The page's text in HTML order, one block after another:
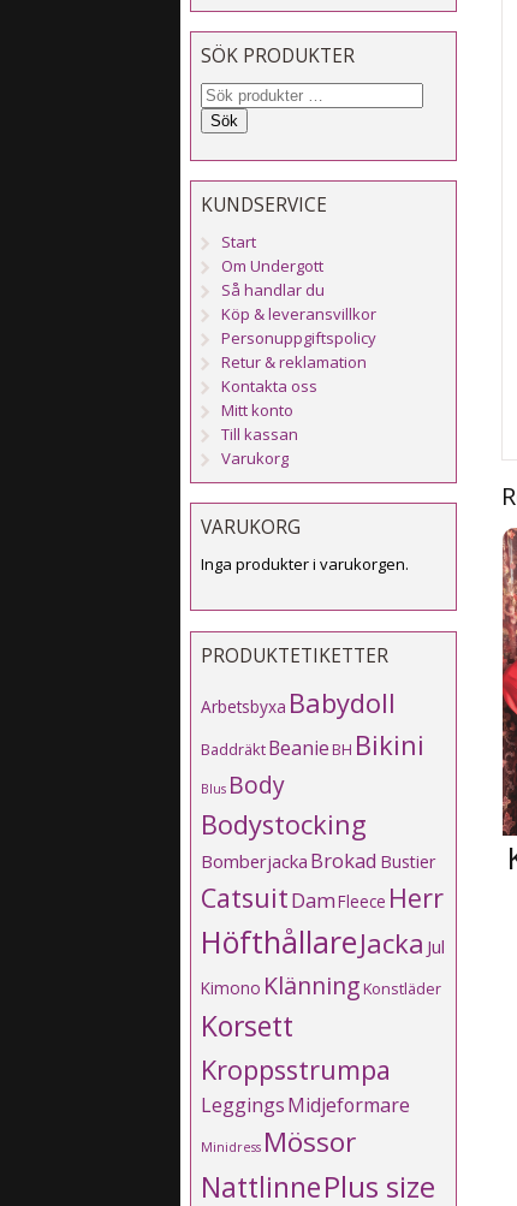
SÖK PRODUKTER
Sök
KUNDSERVICE
Start
Om Undergott
Så handlar du
Köp & leveransvillkor
Personuppgiftspolicy
Retur & reklamation
Kontakta oss
Mitt konto
Till kassan
Varukorg
VARUKORG
Inga produkter i varukorgen.
PRODUKTETIKETTER
Arbetsbyxa Babydoll
BaddräktBeanieBH Bikini
Blus Body
Bodystocking
Bomberjacka Brokad Bustier
CatsuitDamFleece Herr
HöfthållareJacka Jul
Kimono KlänningKonstläder
Korsett
Kroppsstrumpa
LeggingsMidjeformare
Minidress Mössor
NattlinnePlus size